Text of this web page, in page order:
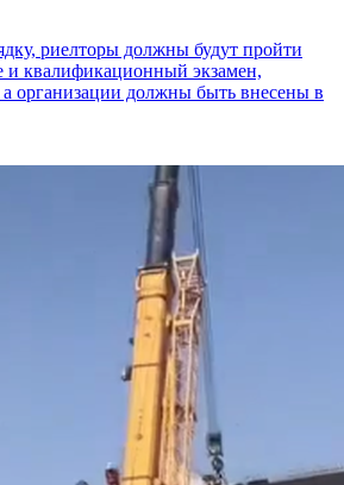
риелторы должны будут пройти
и квалификационный экзамен,
а организации должны быть внесены в